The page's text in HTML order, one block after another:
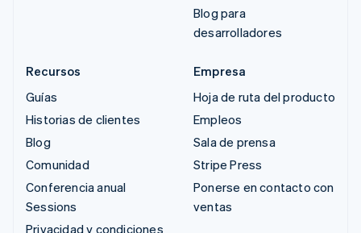
Blog para
desarrolladores
Recursos
Guías
Historias de clientes
Blog
Comunidad
Conferencia anual
Sessions
Privacidad y condiciones
Empresa
Hoja de ruta del producto
Empleos
Sala de prensa
Stripe Press
Ponerse en contacto con
ventas